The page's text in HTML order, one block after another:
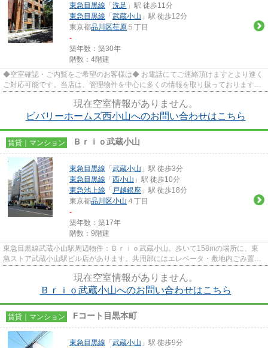
東急目黒線 「 洗足 」駅 徒歩11分
東急目黒線 「 武蔵小山 」駅 徒歩12分
東京都品川区荏原 ５丁目
-
築年数：築30年
階数：4階建
◆空室確認・ご内覧をご希望のお客様は◆ お電話にてご連絡頂けますとより速く
ご対応可能です。当店は、管理物件を中心に多くの情報を取り扱っております。
現在空室情報がありません。
ビバリーホームズ西小山へのお問い合わせはこちら
賃貸｜マンション Ｂｒｉｏ武蔵小山
東急目黒線 「 武蔵小山 」駅 徒歩3分
東急目黒線 「 西小山 」駅 徒歩10分
東急池上線 「 戸越銀座 」駅 徒歩18分
東京都品川区小山 ４丁目
-
築年数：築17年
階数：9階建
東急目黒線武蔵小山駅周辺物件：Ｂｒｉｏ武蔵小山。歩いて158mの場所に、東
急ストア武蔵小山駅ビル店があります。共用部にはエレベータ・敷地内ごみ置き
現在空室情報がありません。
Ｂｒｉｏ武蔵小山へのお問い合わせはこちら
賃貸｜マンション Fコート目黒本町
東急目黒線 「 武蔵小山 」駅 徒歩9分